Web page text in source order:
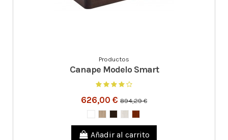
Productos
Canape Modelo Smart
626,00 € 894,29 €
Añadir al carrito